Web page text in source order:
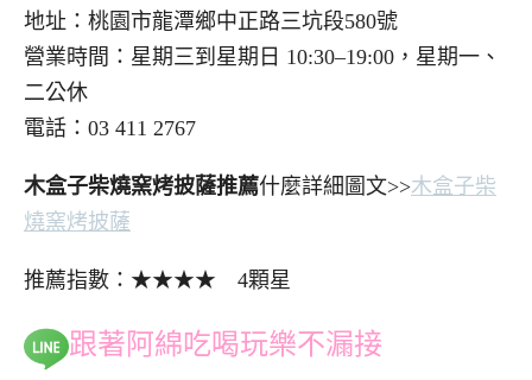
地址：桃園市龍潭鄉中正路三坑段580號
營業時間：星期三到星期日 10:30–19:00，星期一、
二公休
電話：03 411 2767
木盒子柴燒窯烤披薩推薦什麼詳細圖文>>木盒子柴
燒窯烤披薩
推薦指數：★★★★ 4顆星
跟著阿綿吃喝玩樂不漏接